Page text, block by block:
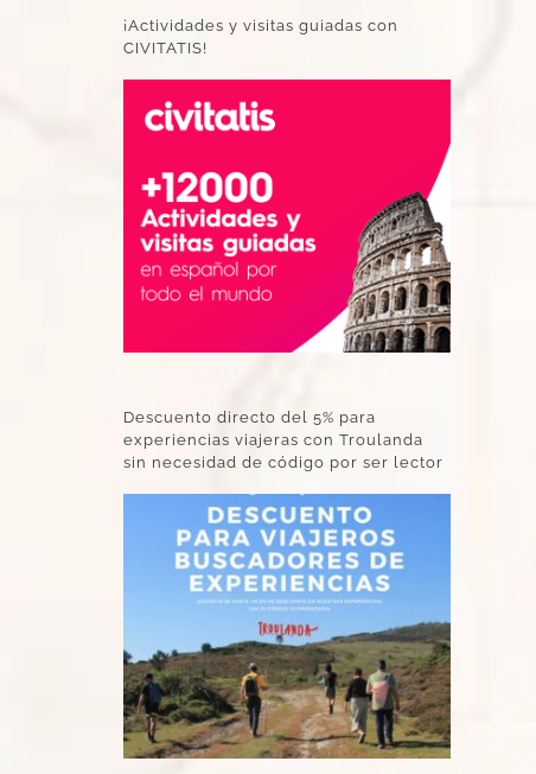
¡Actividades y visitas guiadas con
CIVITATIS!
Descuento directo del 5% para
experiencias viajeras con Troulanda
sin necesidad de código por ser lector